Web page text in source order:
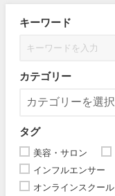
キーワード
カテゴリー
タグ
美容・サロン
インフルエンサー
オンラインスクール